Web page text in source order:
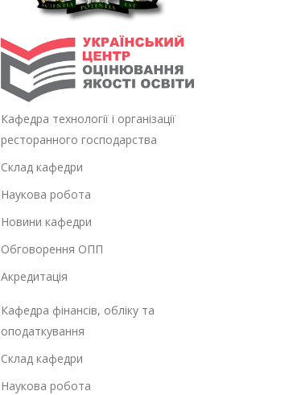
Кафедра технології і організації
ресторанного господарства
Склад кафедри
Наукова робота
Новини кафедри
Обговорення ОПП
Акредитація
Кафедра фінансів, обліку та
оподаткування
Склад кафедри
Наукова робота